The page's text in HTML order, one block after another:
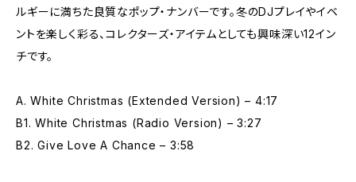
ルギーに満ちた良質なポップ・ナンバーです。冬のDJプレイやイベ
ントを楽しく彩る、コレクターズ・アイテムとしても興味深い12イン
チです。
A. White Christmas (Extended Version) – 4:17
B1. White Christmas (Radio Version) – 3:27
B2. Give Love A Chance – 3:58